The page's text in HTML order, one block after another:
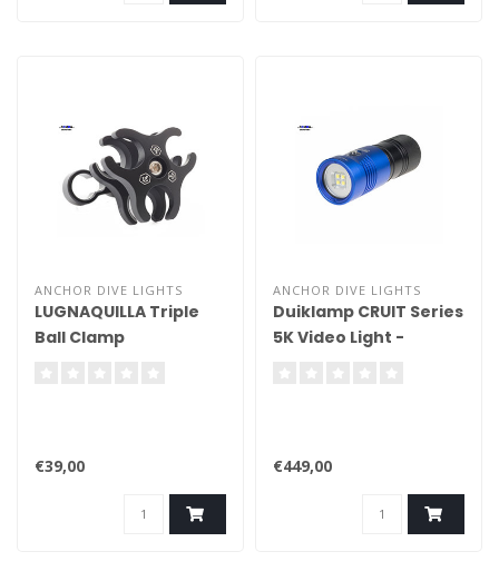
ANCHOR DIVE LIGHTS
LUGNAQUILLA Triple
Ball Clamp
€39,00
ANCHOR DIVE LIGHTS
Duiklamp CRUIT Series
5K Video Light -
€449,00